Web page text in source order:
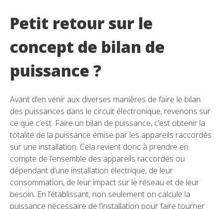
Petit retour sur le
concept de bilan de
puissance ?
Avant d’en venir aux diverses manières de faire le bilan
des puissances dans le circuit électronique, revenons sur
ce que c’est. Faire un bilan de puissance, c’est obtenir la
totalité de la puissance émise par les appareils raccordés
sur une installation. Cela revient donc à prendre en
compte de l’ensemble des appareils raccordés ou
dépendant d’une installation électrique, de leur
consommation, de leur impact sur le réseau et de leur
besoin. En l’établissant, non seulement on calcule la
puissance nécessaire de l’installation pour faire tourner